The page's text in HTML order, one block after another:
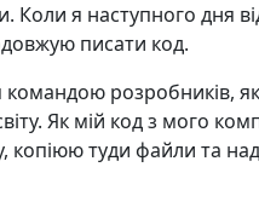
я наступного дня
писати код.
розробників,
Як мій код з мого
копіюю туди файли та